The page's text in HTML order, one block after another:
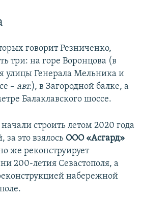
говорит Резниченко,
три: на горе Воронцова (в
улицы Генерала Мельника и
– авт.), в Загородной балке, а
Балаклавского шоссе.
строить летом 2020 года
за это взялось ООО «Асгард»
же реконструирует
200-летия Севастополя, а
набережной